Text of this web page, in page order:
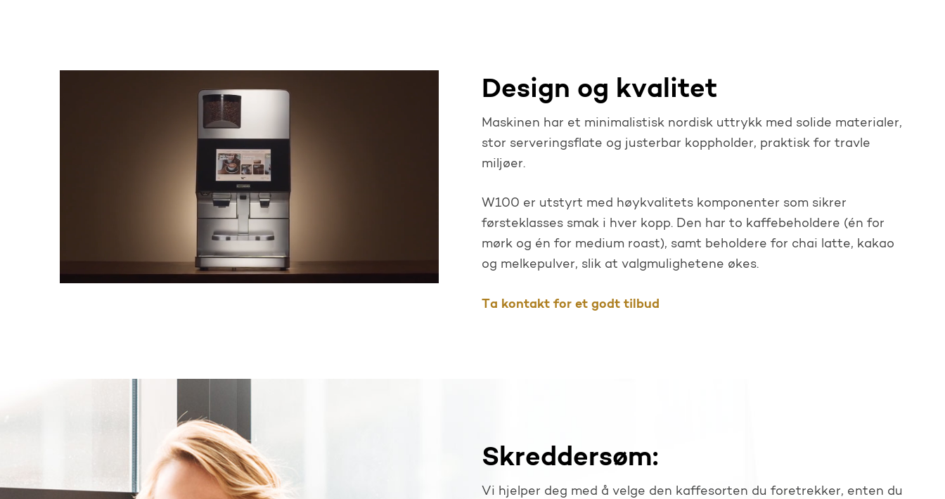
Design og kvalitet
Maskinen har et minimalistisk nordisk uttrykk med solide materialer,
stor serveringsflate og justerbar koppholder, praktisk for travle
miljøer.
W100 er utstyrt med høykvalitets komponenter som sikrer
førsteklasses smak i hver kopp. Den har to kaffebeholdere (én for
mørk og én for medium roast), samt beholdere for chai latte, kakao
og melkepulver, slik at valgmulighetene økes.
Ta kontakt for et godt tilbud
Skreddersøm:
Vi hjelper deg med å velge den kaffesorten du foretrekker, enten du